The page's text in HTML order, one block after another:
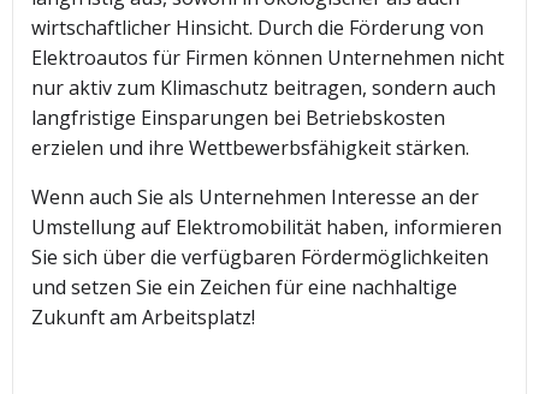
wirtschaftlicher Hinsicht. Durch die Förderung von
Elektroautos für Firmen können Unternehmen nicht
nur aktiv zum Klimaschutz beitragen, sondern auch
langfristige Einsparungen bei Betriebskosten
erzielen und ihre Wettbewerbsfähigkeit stärken.
Wenn auch Sie als Unternehmen Interesse an der
Umstellung auf Elektromobilität haben, informieren
Sie sich über die verfügbaren Fördermöglichkeiten
und setzen Sie ein Zeichen für eine nachhaltige
Zukunft am Arbeitsplatz!